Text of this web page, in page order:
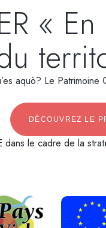
«
aquò? Le Patrimoine
DÉCOUVREZ LE
le cadre de la